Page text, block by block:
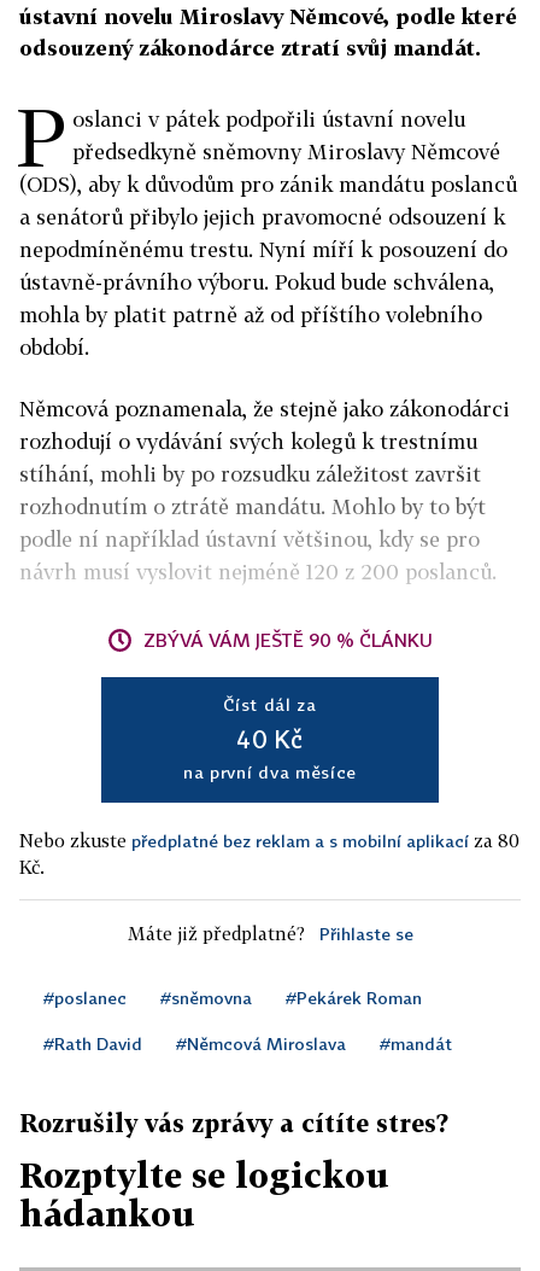
ústavní novelu Miroslavy Němcové, podle které
odsouzený zákonodárce ztratí svůj mandát.
P oslanci v pátek podpořili ústavní novelu
předsedkyně sněmovny Miroslavy Němcové
(ODS), aby k důvodům pro zánik mandátu poslanců
a senátorů přibylo jejich pravomocné odsouzení k
nepodmíněnému trestu. Nyní míří k posouzení do
ústavně-právního výboru. Pokud bude schválena,
mohla by platit patrně až od příštího volebního
období.
Němcová poznamenala, že stejně jako zákonodárci
rozhodují o vydávání svých kolegů k trestnímu
stíhání, mohli by po rozsudku záležitost završit
rozhodnutím o ztrátě mandátu. Mohlo by to být
podle ní například ústavní většinou, kdy se pro
návrh musí vyslovit nejméně 120 z 200 poslanců.
ZBÝVÁ VÁM JEŠTĚ 90 % ČLÁNKU
Číst dál za
40 Kč
na první dva měsíce
Nebo zkuste předplatné bez reklam a s mobilní aplikací za 80
Kč.
Máte již předplatné? Přihlaste se
#poslanec #sněmovna #Pekárek Roman
#Rath David #Němcová Miroslava #mandát
Rozrušily vás zprávy a cítíte stres?
Rozptylte se logickou
hádankou